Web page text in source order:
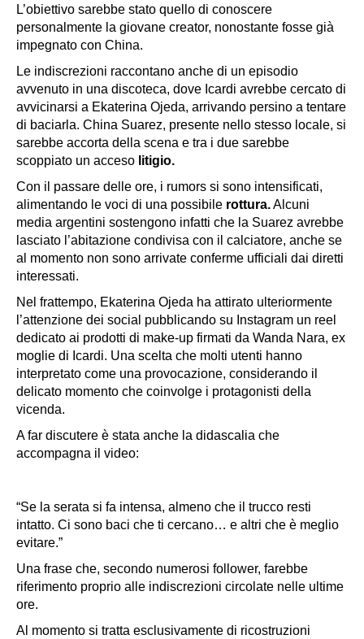
L’obiettivo sarebbe stato quello di conoscere
personalmente la giovane creator, nonostante fosse già
impegnato con China.
Le indiscrezioni raccontano anche di un episodio
avvenuto in una discoteca, dove Icardi avrebbe cercato di
avvicinarsi a Ekaterina Ojeda, arrivando persino a tentare
di baciarla. China Suarez, presente nello stesso locale, si
sarebbe accorta della scena e tra i due sarebbe
scoppiato un acceso litigio.
Con il passare delle ore, i rumors si sono intensificati,
alimentando le voci di una possibile rottura.Alcuni
media argentini sostengono infatti che la Suarez avrebbe
lasciato l’abitazione condivisa con il calciatore, anche se
al momento non sono arrivate conferme ufficiali dai diretti
interessati.
Nel frattempo, Ekaterina Ojeda ha attirato ulteriormente
l’attenzione dei social pubblicando su Instagram un reel
dedicato ai prodotti di make-up firmati da Wanda Nara, ex
moglie di Icardi. Una scelta che molti utenti hanno
interpretato come una provocazione, considerando il
delicato momento che coinvolge i protagonisti della
vicenda.
A far discutere è stata anche la didascalia che
accompagna il video:
“Se la serata si fa intensa, almeno che il trucco resti
intatto. Ci sono baci che ti cercano… e altri che è meglio
evitare.”
Una frase che, secondo numerosi follower, farebbe
riferimento proprio alle indiscrezioni circolate nelle ultime
ore.
Al momento si tratta esclusivamente di ricostruzioni